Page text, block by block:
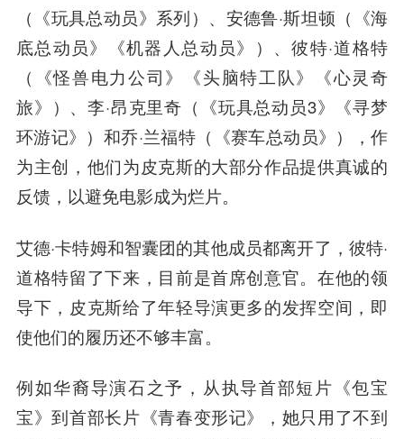
（《玩具总动员》系列）、安德鲁·斯坦顿（《海
底总动员》《机器人总动员》）、彼特·道格特
（《怪兽电力公司》《头脑特工队》《心灵奇
旅》）、李·昂克里奇（《玩具总动员3》《寻梦
环游记》）和乔·兰福特（《赛车总动员》），作
为主创，他们为皮克斯的大部分作品提供真诚的
反馈，以避免电影成为烂片。
艾德·卡特姆和智囊团的其他成员都离开了，彼特·
道格特留了下来，目前是首席创意官。在他的领
导下，皮克斯给了年轻导演更多的发挥空间，即
使他们的履历还不够丰富。
例如华裔导演石之予，从执导首部短片《包宝
宝》到首部长片《青春变形记》，她只用了不到